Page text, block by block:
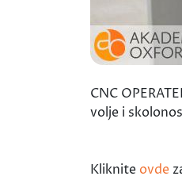
CNC
volje i
Kliknite ovde